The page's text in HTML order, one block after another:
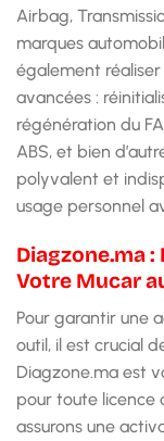
Airbag,
marques
également
avancées :
régénération du
ABS, et bien
polyvalent et
usage personnel
Diagzone.ma
Votre Mucar
Pour garantir une
outil, il est crucial
Diagzone.ma est
pour toute licence
assurons une